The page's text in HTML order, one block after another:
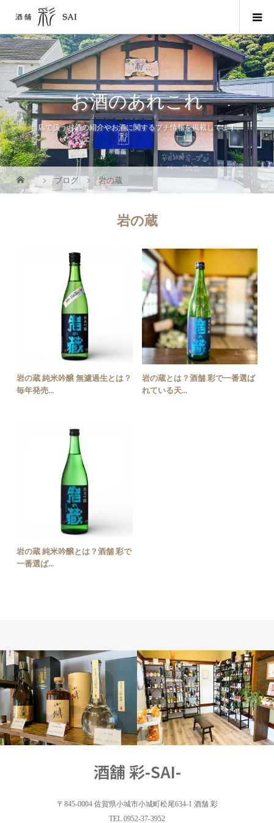
お酒のあれこれ
当店で扱うお酒の紹介やお酒に関するプチ情報を掲載してます。
ブログ 岩の蔵
岩の蔵
岩の蔵 純米吟醸 無濾過生とは？
毎年発売...
岩の蔵とは？酒舗 彩で一番選ば
れている天...
岩の蔵 純米吟醸とは？酒舗 彩で
一番選ば...
アイテム 店内
酒舗 彩-SAI-
〒845-0004 佐賀県小城市小城町松尾634-1 酒舗 彩
TEL 0952-37-3952